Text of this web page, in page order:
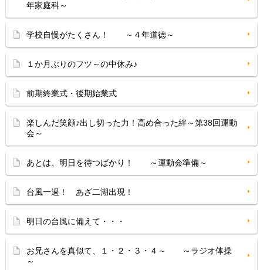
年家庭科～
学校自慢がたくさん！ ～４年道徳～
１か月ぶりのフツ～の中休み♪
前期終業式・後期始業式
楽しんだ笑顔♪出し切った力！高め合った絆～第38回運動
会～
あとは、明日を待つばかり！ ～運動会準備～
台風一過！ あざ二湖出現！
明日の台風に備えて・・・
お兄さんを真似て、１・２・３・４～ ～ラジオ体操
～